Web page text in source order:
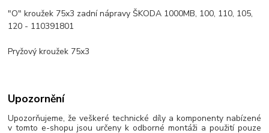
"O" kroužek 75x3 zadní nápravy ŠKODA 1000MB, 100, 110, 105,
120 - 110391801
Pryžový kroužek 75x3
Upozornění
Upozorňujeme, že veškeré technické díly a komponenty nabízené
v tomto e-shopu jsou určeny k odborné montáži a použití pouze